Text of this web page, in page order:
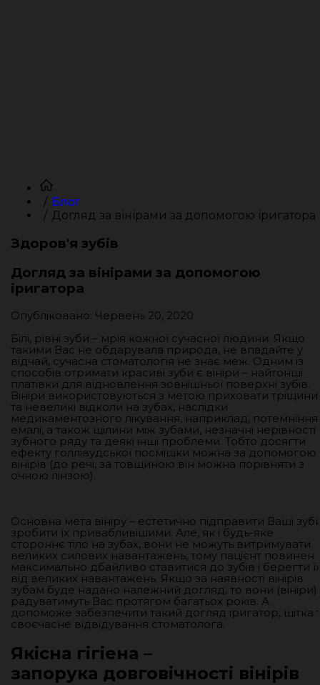
Блог
Догляд за вінірами за допомогою іригатора
Здоров'я зубів
Догляд за вінірами за допомогою
іригатора
Опубліковано: Червень 20, 2020
Білі, рівні зуби – мрія кожної сучасної людини. Якщо
такими Вас не обдарувала природа, не впадайте у
відчай, сучасна стоматологія не знає меж. Одним із
способів отримати красиві зуби є вініри – найтонші
платівки для відновлення зовнішньої поверхні зубів.
Вініри використовуються з метою приховати тріщини
та невеликі відколи на зубах, наслідки
медикаментозного лікування, наприклад, потемніння
емалі, а також щілини між зубами, незначні нерівності
зубного ряду та деякі інші проблеми. Тобто досягти
ефекту голлівудської посмішки можна за допомогою
вінірів (до речі, за товщиною він можна порівняти з
очною лінзою).
Основна мета вініру – естетично підправити Ваші
зробити їх привабливішими. Але, як і будь-яке
стороннє тіло на зубах, вони не можуть витримувати
великих силових навантажень, тому пацієнт повинен
максимально дбайливо ставитися до зубів і берегти
від великих навантажень. Якщо за наявності вінірів
зубам буде надано належний догляд, то вони (вініри)
радуватимуть Вас протягом багатьох років. А
допоможе забезпечити такий догляд іригатор, щітка
своєчасне відвідування стоматолога.
Якісна гігіена –
запорука довговічності вінірів